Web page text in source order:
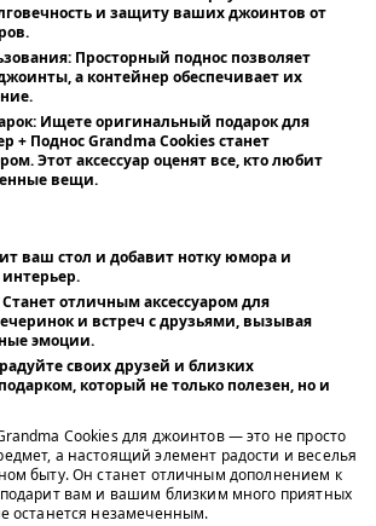
и защиту ваших джоинтов от
Просторный поднос позволяет
а контейнер обеспечивает их
Ищете оригинальный подарок для
+ Поднос Grandma Cookies станет
Этот аксессуар оценят все, кто любит
вещи.
ваш стол и добавит нотку юмора и
Станет отличным аксессуаром для
и встреч с друзьями, вызывая
эмоции.
своих друзей и близких
который не только полезен, но и
Cookies для джоинтов — это не просто
а настоящий элемент радости и веселья
быту. Он станет отличным дополнением к
вам и вашим близким много приятных
останется незамеченным.